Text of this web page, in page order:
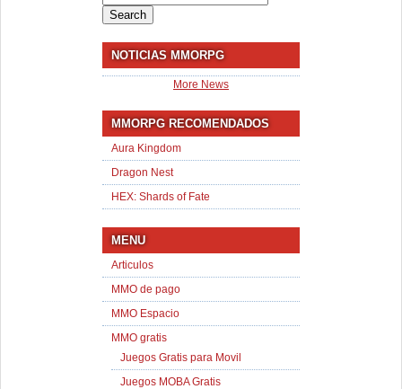
for:
NOTICIAS MMORPG
More News
MMORPG RECOMENDADOS
Aura Kingdom
Dragon Nest
HEX: Shards of Fate
MENU
Articulos
MMO de pago
MMO Espacio
MMO gratis
Juegos Gratis para Movil
Juegos MOBA Gratis